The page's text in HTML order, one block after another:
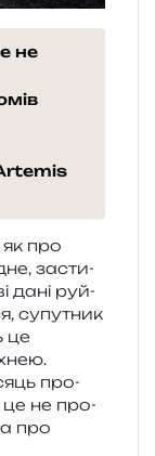
не
про
засти­
дані руй­
супу­тник
це
про­
це не про­
про